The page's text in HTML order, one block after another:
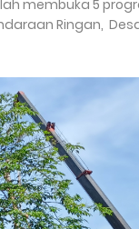
membuka 5
Ringan,